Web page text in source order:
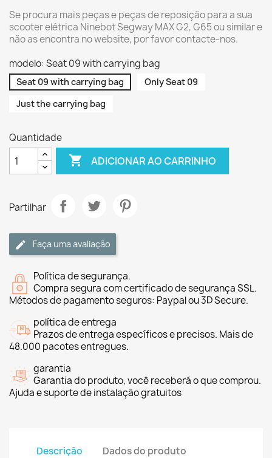
Se procura mais peças e peças de reposição para a sua
scooter elétrica Ninebot Segway MAX G2, G65 ou similar e
não as encontra no website, por favor contacte-nos.
modelo: Seat 09 with carrying bag
Seat 09 with carrying bag
Only Seat 09
Just the carrying bag
Quantidade
 ADICIONAR AO CARRINHO
Partilhar
Faça uma avaliação
Política de segurança.
Compra segura com certificado de segurança SSL.
Métodos de pagamento seguros: Paypal ou 3D Secure.
política de entrega
Prazos de entrega específicos e precisos. Mais de
48.000 pacotes entregues.
garantia
Garantia do produto, você receberá o que comprou.
Ajuda e suporte de instalação gratuitos
Descrição Dados do produto